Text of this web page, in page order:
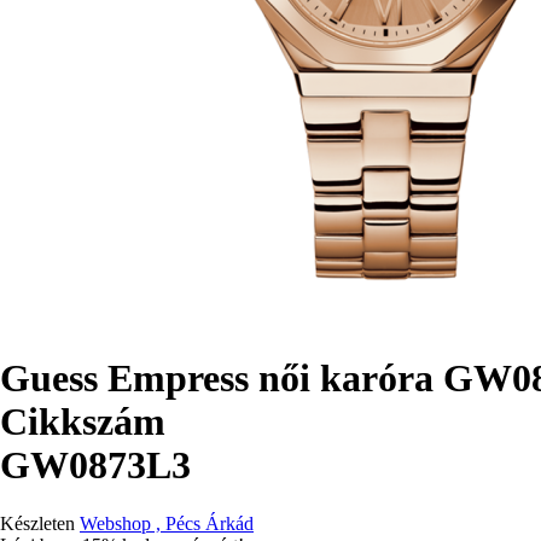
Guess Empress női karóra
Cikkszám
GW0873L3
Készleten Webshop , Pécs Árkád